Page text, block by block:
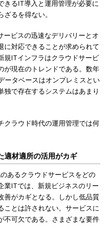
きるIT導入と運用管理が必要に
るを得ない。
ビスの迅速なデリバリーとオ
に対応できることが求められて
規ITインフラはクラウドサービ
が現在のトレンドである。数年
ータベースはオンプレミスとい
独で存在するシステムはあまり
ラウド時代の運用管理では何
適材適所の活用がカギ
あるクラウドサービスをどの
業ITでは、新規ビジネスのリー
善がカギとなる。しかし低品質
ことは許されない。サービスに
不可欠である。さまざまな要件